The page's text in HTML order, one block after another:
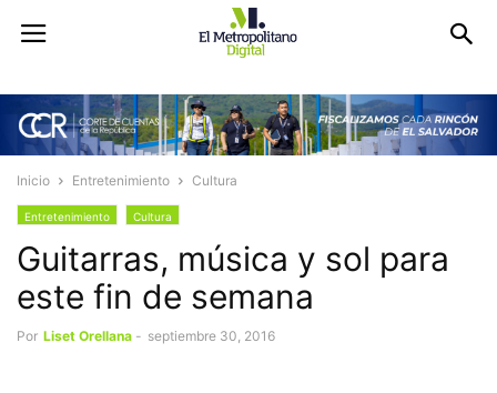
Inicio Entretenimiento Cultura
Entretenimiento Cultura
Guitarras, música y sol para
este fin de semana
Por Liset Orellana - septiembre 30, 2016